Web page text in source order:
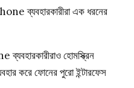
ব্যবহারকারীরা এক ধরনের
হোমস্ক্রিন
করে ফোনের পুরো ইন্টারফেস